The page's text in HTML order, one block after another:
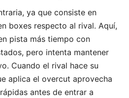
ya que consiste en
boxes respecto al rival. Aquí,
pista más tiempo con
pero intenta mantener
Cuando el rival hace su
aplica el overcut aprovecha
antes de entrar a